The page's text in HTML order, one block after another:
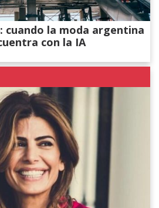
cuando la moda argentina
con la IA